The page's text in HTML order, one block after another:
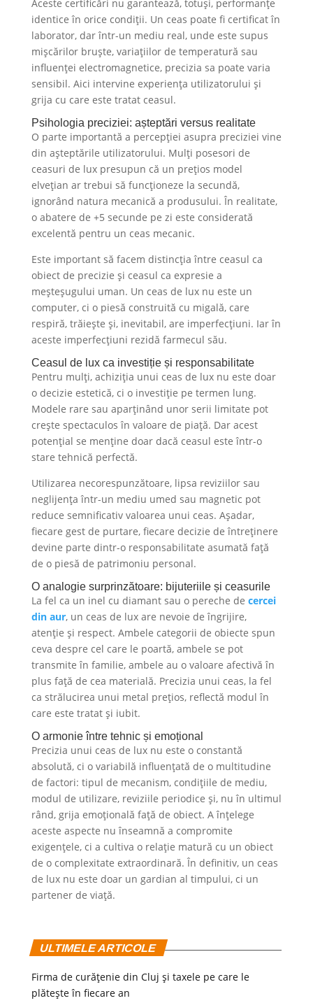
Aceste certificări nu garantează, totuși, performanțe
identice în orice condiții. Un ceas poate fi certificat în
laborator, dar într-un mediu real, unde este supus
mișcărilor bruște, variațiilor de temperatură sau
influenței electromagnetice, precizia sa poate varia
sensibil. Aici intervine experiența utilizatorului și
grija cu care este tratat ceasul.
Psihologia preciziei: așteptări versus realitate
O parte importantă a percepției asupra preciziei vine
din așteptările utilizatorului. Mulți posesori de
ceasuri de lux presupun că un prețios model
elvețian ar trebui să funcționeze la secundă,
ignorând natura mecanică a produsului. În realitate,
o abatere de +5 secunde pe zi este considerată
excelentă pentru un ceas mecanic.
Este important să facem distincția între ceasul ca
obiect de precizie și ceasul ca expresie a
meșteșugului uman. Un ceas de lux nu este un
computer, ci o piesă construită cu migală, care
respiră, trăiește și, inevitabil, are imperfecțiuni. Iar în
aceste imperfecțiuni rezidă farmecul său.
Ceasul de lux ca investiție și responsabilitate
Pentru mulți, achiziția unui ceas de lux nu este doar
o decizie estetică, ci o investiție pe termen lung.
Modele rare sau aparținând unor serii limitate pot
crește spectaculos în valoare de piață. Dar acest
potențial se menține doar dacă ceasul este într-o
stare tehnică perfectă.
Utilizarea necorespunzătoare, lipsa reviziilor sau
neglijența într-un mediu umed sau magnetic pot
reduce semnificativ valoarea unui ceas. Așadar,
fiecare gest de purtare, fiecare decizie de întreținere
devine parte dintr-o responsabilitate asumată față
de o piesă de patrimoniu personal.
O analogie surprinzătoare: bijuteriile și ceasurile
La fel ca un inel cu diamant sau o pereche de cercei
din aur, un ceas de lux are nevoie de îngrijire,
atenție și respect. Ambele categorii de obiecte spun
ceva despre cel care le poartă, ambele se pot
transmite în familie, ambele au o valoare afectivă în
plus față de cea materială. Precizia unui ceas, la fel
ca strălucirea unui metal prețios, reflectă modul în
care este tratat și iubit.
O armonie între tehnic și emoțional
Precizia unui ceas de lux nu este o constantă
absolută, ci o variabilă influențată de o multitudine
de factori: tipul de mecanism, condițiile de mediu,
modul de utilizare, reviziile periodice și, nu în ultimul
rând, grija emoțională față de obiect. A înțelege
aceste aspecte nu înseamnă a compromite
exigențele, ci a cultiva o relație matură cu un obiect
de o complexitate extraordinară. În definitiv, un ceas
de lux nu este doar un gardian al timpului, ci un
partener de viață.
ULTIMELE ARTICOLE
Firma de curățenie din Cluj și taxele pe care le
plătește în fiecare an